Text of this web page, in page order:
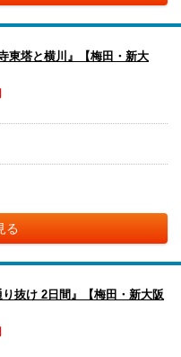
東塔と横川』【梅田・新大
る
抜け 2日間』【梅田・新大阪